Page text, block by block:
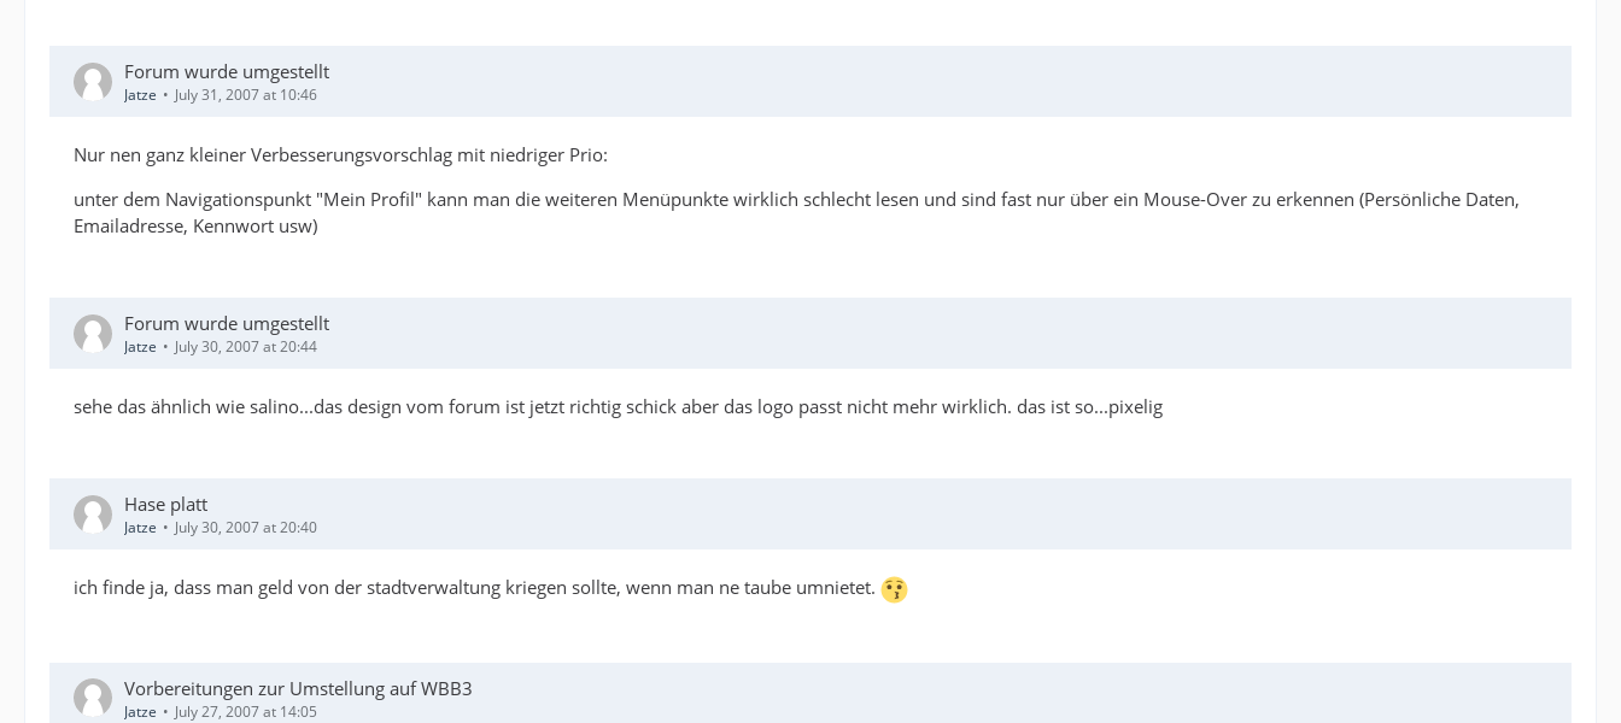
Forum wurde umgestellt
Jatze July 31, 2007 at 10:46
Nur nen ganz kleiner Verbesserungsvorschlag mit niedriger Prio:
unter dem Navigationspunkt "Mein Profil" kann man die weiteren Menüpunkte wirklich schlecht lesen und sind fast nur über ein Mouse-Over zu erkennen (Persönliche Daten,
Emailadresse, Kennwort usw)
Forum wurde umgestellt
Jatze July 30, 2007 at 20:44
sehe das ähnlich wie salino...das design vom forum ist jetzt richtig schick aber das logo passt nicht mehr wirklich. das ist so...pixelig
Hase platt
Jatze July 30, 2007 at 20:40
ich finde ja, dass man geld von der stadtverwaltung kriegen sollte, wenn man ne taube umnietet.
Vorbereitungen zur Umstellung auf WBB3
Jatze July 27, 2007 at 14:05